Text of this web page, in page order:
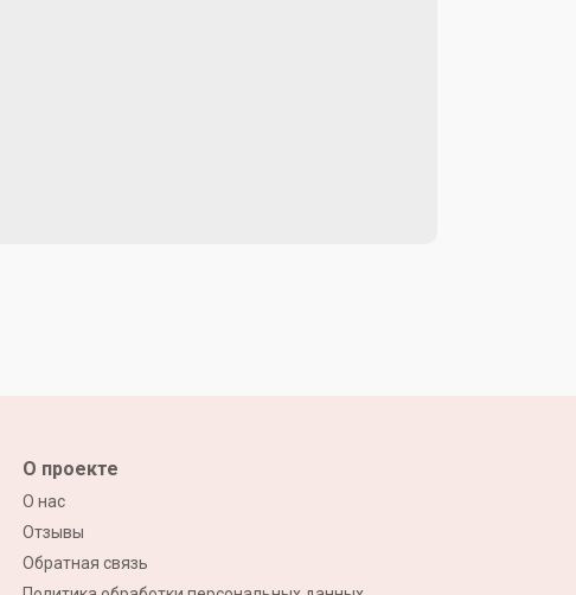
О проекте
О нас
Отзывы
Обратная связь